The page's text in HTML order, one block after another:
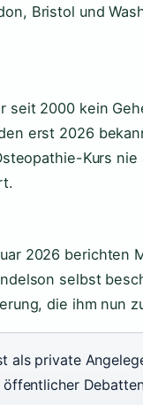
Bristol und
seit 2000 kein
erst 2026
Kurs
2026 berichten
selbst
die ihm nun
als private